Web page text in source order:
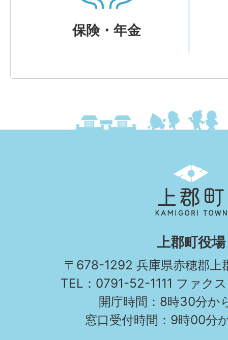
保険・年金
郡
町
KAMIGORI
TOWN
上郡町役場
〒678-1292 兵庫県赤穂郡上
TEL：0791-52-1111 ファク
開庁時間：8時30分か
窓口受付時間：9時00分